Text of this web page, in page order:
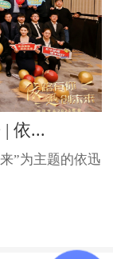
| 依...
”为主题的依迅